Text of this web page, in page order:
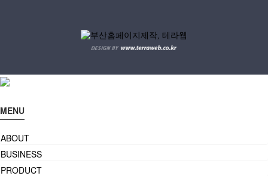
MENU
ABOUT
BUSINESS
PRODUCT